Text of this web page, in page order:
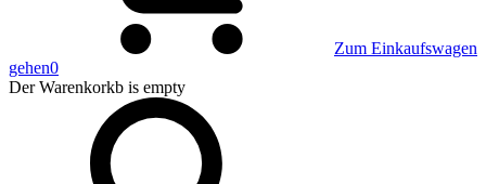
Zum Einkaufswagen
gehen0
Der Warenkorkb is empty